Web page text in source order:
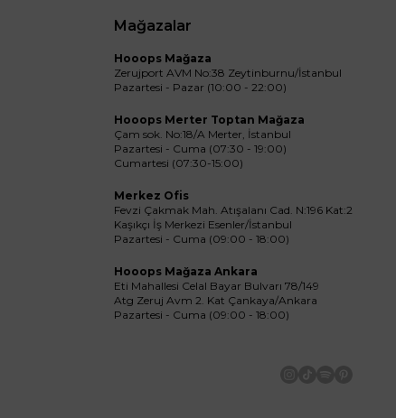
Mağazalar
Hooops Mağaza
Zerujport AVM No:38 Zeytinburnu/İstanbul
Pazartesi - Pazar (10:00 - 22:00)
Hooops Merter Toptan Mağaza
Çam sok. No:18/A Merter, İstanbul
Pazartesi - Cuma (07:30 - 19:00)
Cumartesi (07:30-15:00)
Merkez Ofis
Fevzi Çakmak Mah. Atışalanı Cad. N:196 Kat:2
Kaşıkçı İş Merkezi Esenler/İstanbul
Pazartesi - Cuma (09:00 - 18:00)
Hooops Mağaza Ankara
Eti Mahallesi Celal Bayar Bulvarı 78/149
Atg Zeruj Avm 2. Kat Çankaya/Ankara
Pazartesi - Cuma (09:00 - 18:00)